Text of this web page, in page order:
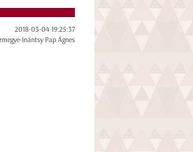
2018-03-04 19:25:37
Inántsy Pap Ágnes